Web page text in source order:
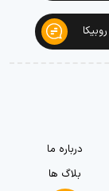
روبیکا
درباره ما
بلاگ ها